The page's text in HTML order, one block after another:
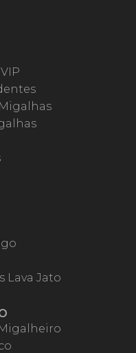
Lava Jato